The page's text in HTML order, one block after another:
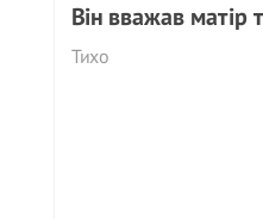
Він вважав матір
Тихо